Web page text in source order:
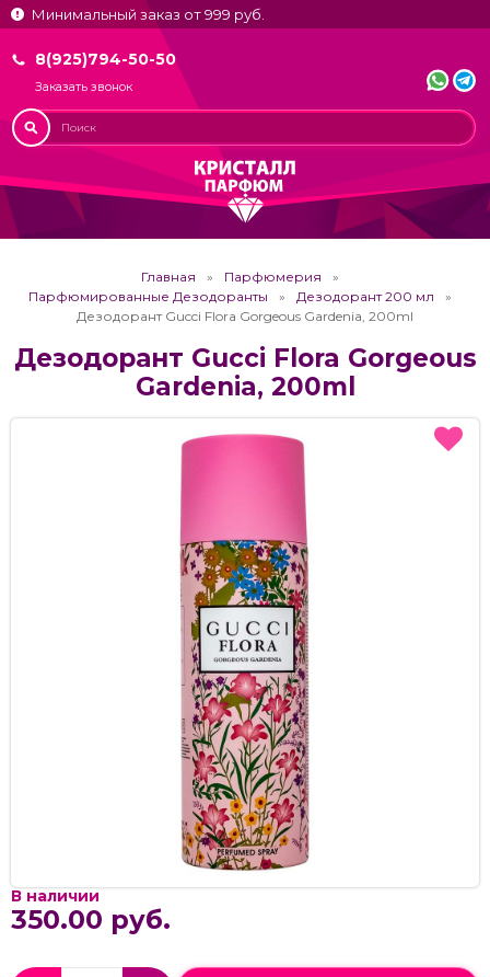
Минимальный заказ от 999 руб.
8(925)794-50-50
Заказать звонок
Главная
Парфюмерия
Парфюмированные Дезодоранты
Дезодорант 200 мл
Дезодорант Gucci Flora Gorgeous Gardenia, 200ml
Дезодорант Gucci Flora Gorgeous
Gardenia, 200ml
В наличии
350.00 руб.